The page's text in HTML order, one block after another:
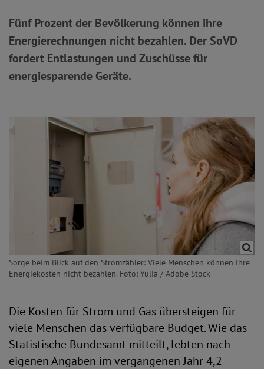
Fünf Prozent der Bevölkerung können ihre
Energierechnungen nicht bezahlen. Der SoVD
fordert Entlastungen und Zuschüsse für
energiesparende Geräte.
Sorge beim Blick auf den Stromzähler: Viele Menschen können ihre
Energiekosten nicht bezahlen. Foto: Yulia / Adobe Stock
Die Kosten für Strom und Gas übersteigen für
viele Menschen das verfügbare Budget. Wie das
Statistische Bundesamt mitteilt, lebten nach
eigenen Angaben im vergangenen Jahr 4,2